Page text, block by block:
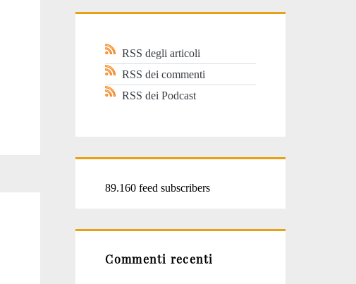
RSS degli articoli
RSS dei commenti
RSS dei Podcast
89.160 feed subscribers
Commenti recenti